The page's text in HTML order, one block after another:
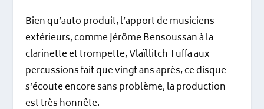
Bien qu’auto produit, l’apport de musiciens
extérieurs, comme Jérôme Bensoussan à la
clarinette et trompette, Vlaïllitch Tuffa aux
percussions fait que vingt ans après, ce disque
s’écoute encore sans problème, la production
est très honnête.